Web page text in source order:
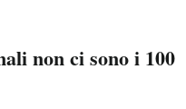
non ci sono i 100